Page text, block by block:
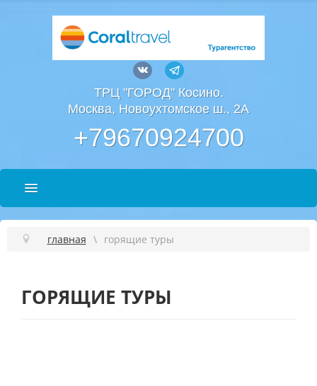
ТРЦ "ГОРОД" Косино.
Москва, Новоухтомское ш., 2А
+79670924700
главная горящие туры
ГОРЯЩИЕ ТУРЫ